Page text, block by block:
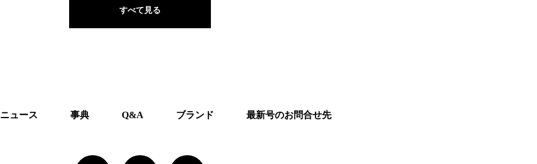
すべて見る
ニュース 事典 Q&A ブランド 最新号のお問合せ先